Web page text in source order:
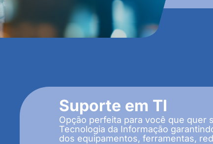
Suporte em TI
Opção perfeita para você que quer
Tecnologia da Informação
dos equipamentos, ferramentas,